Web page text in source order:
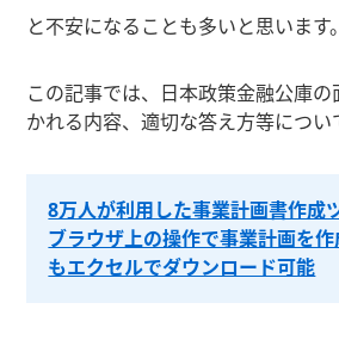
と不安になることも多いと思います。
この記事では、日本政策金融公庫
かれる内容、適切な答え方等につい
8万人が利用した事業計画書作成
ブラウザ上の操作で事業計画を
もエクセルでダウンロード可能